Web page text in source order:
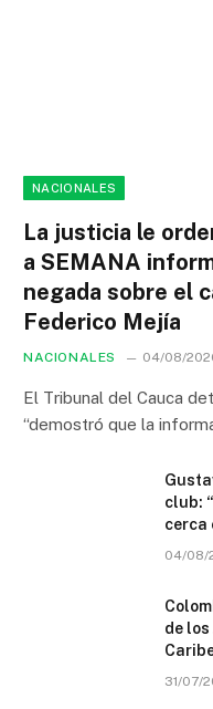
NACIONALES
La justicia le
a SEMANA
negada sobre el
Federico Mejía
NACIONALES 04/08/
El Tribunal del Cauca
“demostró que la
club:
cerca
04/08/
de
31/07/